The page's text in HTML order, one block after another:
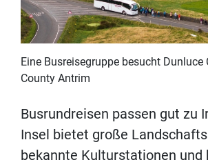
Eine Busreisegruppe besucht Dunluce
County Antrim
Busrundreisen passen gut zu
Insel bietet große
bekannte Kulturstationen und